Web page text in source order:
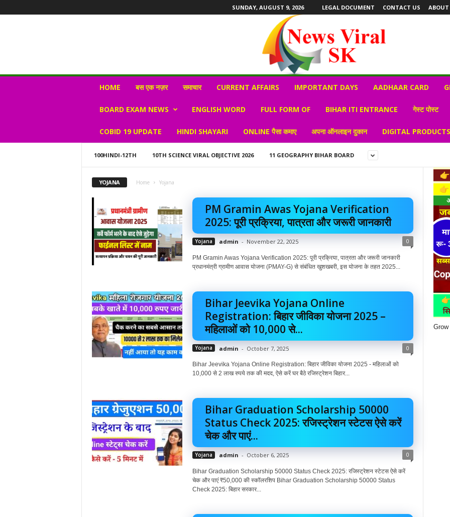
SUNDAY, AUGUST 9, 2026 LEGAL DOCUMENT CONTACT US ABOUT
r
HOME बस एक नज़र समाचार CURRENT AFFAIRS IMPORTANT DAYS AADHAAR CARD
BOARD EXAM NEWS ENGLISH WORD FULL FORM OF BIHAR ITI ENTRANCE गेस्ट पोस्ट
COBID 19 UPDATE HINDI SHAYARI ONLINE पैसा कमाए अपना ऑनलाइन दुकान DIGITAL
100HINDI-12TH 10TH SCIENCE VIRAL OBJECTIVE 2026 11 GEOGRAPHY BIHAR BOARD
YOJANA Home Yojana
PM Gramin Awas Yojana Verification
2025: पूरी प्रक्रिया, पात्रता और जरूरी जानकारी
Yojana admin - November 22, 2025 0
PM Gramin Awas Yojana Verification 2025: पूरी प्रक्रिया, पात्रता और जरूरी जानकारी
प्रधानमंत्री ग्रामीण आवास योजना (PMAY-G) से संबंधित खुशखबरी, इस योजना के तहत 2025...
Bihar Jeevika Yojana Online
Registration: बिहार जीविका योजना 2025 –
महिलाओं को 10,000 से...
Yojana admin - October 7, 2025 0
Bihar Jeevika Yojana Online Registration: बिहार जीविका योजना 2025 - महिलाओं को
10,000 से 2 लाख रुपये तक की मदद, ऐसे करें घर बैठे रजिस्ट्रेशन बिहार...
Bihar Graduation Scholarship 50000
Status Check 2025: रजिस्ट्रेशन स्टेटस ऐसे करें
चेक और पाएं...
Yojana admin - October 6, 2025 0
Bihar Graduation Scholarship 50000 Status Check 2025: रजिस्ट्रेशन स्टेटस ऐसे करें
चेक और पाएं ₹50,000 की स्कॉलरशिप Bihar Graduation Scholarship 50000 Status
Check 2025: बिहार सरकार...